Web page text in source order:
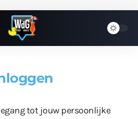
tot jouw persoonlijke